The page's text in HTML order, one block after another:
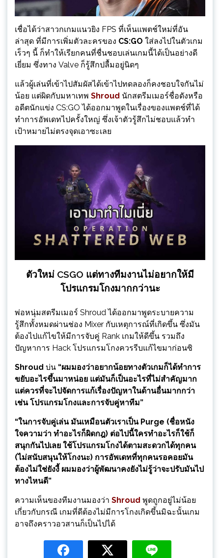
เชื่อได้ว่าสาวกเกมแนวยิง FPS ที่เห็นแพตช์ใหม่ที่อัน
ล่าสุด ที่มีการเพิ่มตัวละครของ CS:GO ใส่ลงไปในตัวเกม
เร็วๆ นี้ ก็ทำให้เรียกคนที่ชื่นชอบเล่นเกมนี้ได้เป็นอย่างดี
เยี่ยม ซึ่งทาง Valve ก็รู้สึกปลื้มอยู่นิดๆ
แล้วผู้เล่นที่เข้าไปสัมผัสได้เข้าไปทดลองก็คงชอบใจกันไม่
น้อย แต่ผิดกับมหาเทพ Shroud นักสตรีมเมอร์ชื่อดังหรือ
อดีตนักแข่ง CS:GO ได้ออกมาพูดในเรื่องของแพตช์ที่ได้
ทำการอัพเดทไปครั้งใหญ่ ซึ่งเจ้าตัวรู้สึกไม่ชอบแล้วทำ
เป้าหมายไม่ตรงจุดเอาซะเลย
ตัวใหม่ CSGO แต่ทางทีมงานไม่อยากให้มี
โปรแกรมโกงมากกว่านะ
พ่อหนุ่มสตรีมเมอร์ Shroud ได้ออกมาพูดระบายความ
รู้สึกทั้งหมดผ่านช่อง Mixer กับเหตุการณ์ที่เกิดขึ้น ซึ่งมัน
ต้องไปแก้ไขให้มีการจับคู่ Rank เกมให้ดีขึ้น รวมถึง
ปัญหาการ Hack โปรแกรมโกงควรรีบแก้ไขมาก่อนซิ
Shroud บ่น “ผมมองว่าอยากน้อยทางตัวเกมก็ได้ทำการ
ขยับอะไรขึ้นมาหน่อย แต่มันก็เป็นอะไรที่ไม่สำคัญมาก
แต่ควรที่จะไปจัดการแก้เรื่องปัญหาในด้านอื่นมากกว่า
เช่น โปรแกรมโกงและการจับคู่หาทีม”
“ในการจับคู่เล่น มันเหมือนตัวเราเป็น Purge (ชื่อหนัง
ใจความว่า ทำอะไรก็ผิดกฎ) ต่อไปนี้ใครทำอะไรก็ใช้ก็
สนุกกันไปเลย ใช้โปรแกรมโกงได้ตามสะดวกได้ทุกคน
(ไม่สนับสนุนให้โกงนะ) การอัพเดทที่ทุกคนรอคอยมัน
ต้องไม่ใช่ยังงี้ ผมมองว่าผู้พัฒนาคงยังไม่รู้ว่าจะปรับมันไป
ทางไหนดี”
ความเห็นของทีมงานมองว่า Shroud พูดถูกอยู่ไม่น้อย
เกี่ยวกับกรณี เกมที่ดีต้องไม่มีการโกงเกิดขึ้นมิฉะนั้นเกม
อาจถึงคราวอวสานก็เป็นไปได้